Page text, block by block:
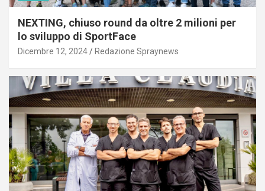
NEXTING, chiuso round da oltre 2 milioni per
lo sviluppo di SportFace
Dicembre 12, 2024 Redazione Spraynews